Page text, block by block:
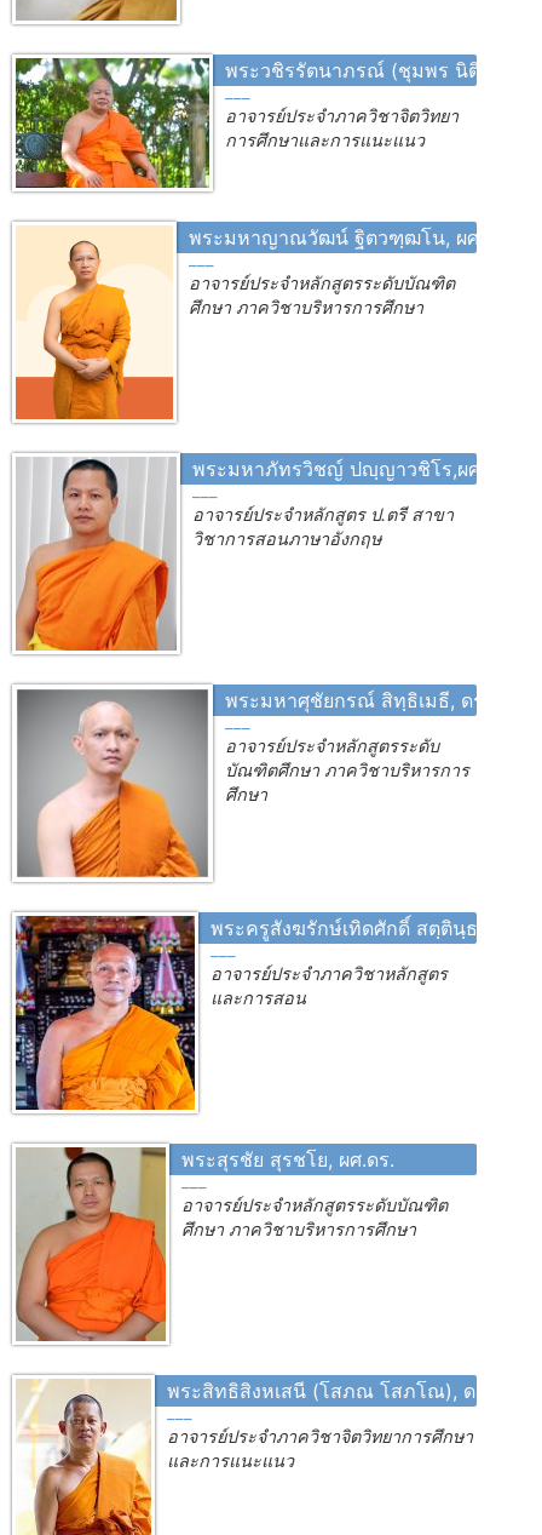
พระวชิรรัตนาภรณ์ (ชุมพร นิติสาโร),
อาจารย์ประจำภาควิชาจิตวิทยา
การศึกษาและการแนะแนว
พระมหาญาณวัฒน์ ฐิตวฑฺฒโน, ผศ.ดร.
อาจารย์ประจำหลักสูตรระดับบัณฑิต
ศึกษา ภาควิชาบริหารการศึกษา
พระมหาภัทรวิชญ์ ปญฺญาวชิโร,ผศ.ดร.
อาจารย์ประจำหลักสูตร ป.ตรี สาขา
วิชาการสอนภาษาอังกฤษ
พระมหาศุชัยกรณ์ สิทฺธิเมธี, ดร.
อาจารย์ประจำหลักสูตรระดับ
บัณฑิตศึกษา ภาควิชาบริหารการ
ศึกษา
พระครูสังฆรักษ์เทิดศักดิ์ สตฺตินฺธโร,ผศ.
อาจารย์ประจำภาควิชาหลักสูตร
และการสอน
พระสุรชัย สุรชโย, ผศ.ดร.
อาจารย์ประจำหลักสูตรระดับบัณฑิต
ศึกษา ภาควิชาบริหารการศึกษา
พระสิทธิสิงหเสนี (โสภณ โสภโณ), ดร.
อาจารย์ประจำภาควิชาจิตวิทยาการศึกษา
และการแนะแนว